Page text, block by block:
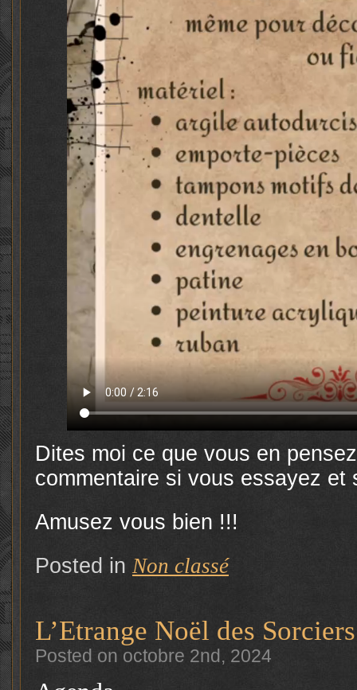
Dites moi ce que vous en
commentaire si vous essayez et
Amusez vous bien !!!
Posted in Non classé
L’Etrange Noël des
Posted on octobre 2nd, 2024